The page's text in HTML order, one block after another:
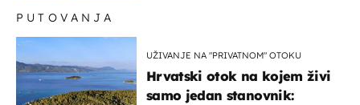
PUTOVANJA
UŽIVANJE NA "PRIVATNOM" OTOKU
Hrvatski otok na kojem živi
samo jedan stanovnik: